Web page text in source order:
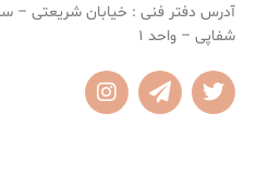
آدرس دفتر فنی : خیابان شریعتی –
شفاپی – واحد 1